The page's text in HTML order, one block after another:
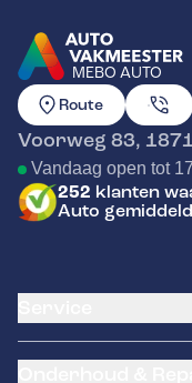
MEBO AUTO
GA NAAR DE
Route
Voorweg 83,
Vandaag open tot
252 klanten
Auto